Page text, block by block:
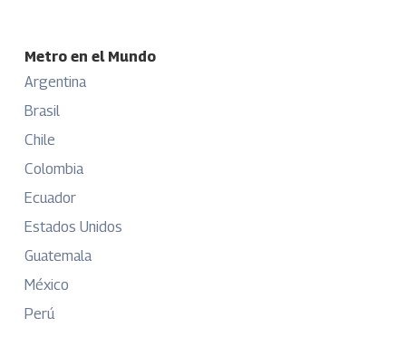
Metro en el Mundo
Argentina
Brasil
Chile
Colombia
Ecuador
Estados Unidos
Guatemala
México
Perú